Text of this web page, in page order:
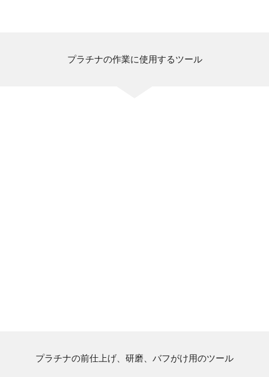
プラチナの作業に使用するツール
プラチナの前仕上げ、研磨、バフがけ用のツール